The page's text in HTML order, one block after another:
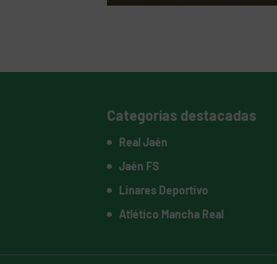
Categorías destacadas
Real Jaén
Jaén FS
Linares Deportivo
Atlético Mancha Real